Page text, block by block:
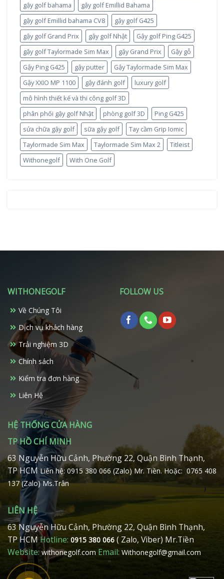
gậy golf bahama
gậy golf Emillid Bahama
gậy golf Emillid bahama CV8
gậy golf G425
gậy golf Grand Prix
gậy golf Nhật
Gậy golf Ping G425
gậy golf Taylormade Sim Max
gậy Grand Prix
Gậy gỗ
Gậy Ping G425
gậy putter
Gậy Taylormade Sim Max
Gậy XXIO MP 1100
gậy đánh golf
luxury golf
mô hình thiết kế và thi công golf 3D
phân phối gậy golf Nhật
phòng golf 3D
Ping G425
sửa chữa gậy golf
sữa gậy golf
Tay cầm Grip Iomic
Taylormade Sim Max
Taylormade Sim Max 2
Titleist
Withonegolf
With One Golf
WITHONEGOLF
Về Chúng Tôi
Dịch vụ khách hàng
Trải nghiệm 3D
Chính sách
Kiểm tra đơn hàng
Liên Hệ
FOLLOW US
HỆ THỐNG CỬA HÀNG
TP HỒ CHÍ MINH
63 Nguyễn Hữu Cảnh, Phường 22, Quận Bình Thạnh,
TP HCMLiên hệ: 0915 380 066 (Zalo) Mr. Tiền. Hoặc: 0765 408
137 (Zalo) Ms.Trân
LIÊN HỆ
63 Nguyễn Hữu Cảnh, Phường 22, Quận Bình Thạnh,
TP HCMHotline: 0915 380 066 ( Zalo, Viber) Mr.Tiền
Website:withonegolf.com Email: Withonegolf@gmail.com